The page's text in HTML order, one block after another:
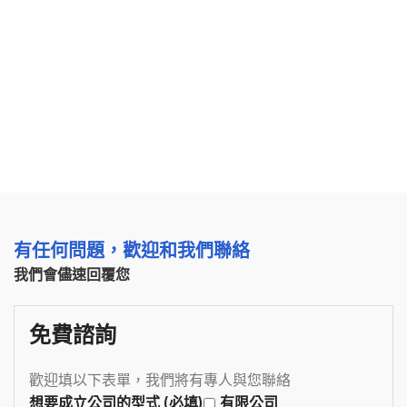
有任何問題，歡迎和我們聯絡
我們會儘速回覆您
免費諮詢
歡迎填以下表單，我們將有專人與您聯絡
想要成立公司的型式 (必填)
有限公司